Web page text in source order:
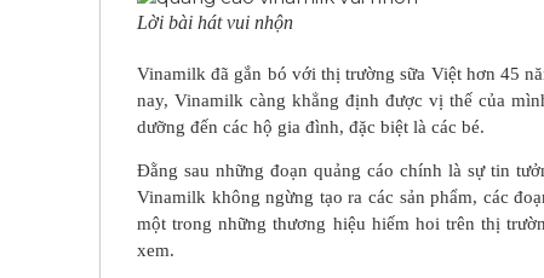
Lời bài hát vui nhộn
Vinamilk đã gắn bó với thị trường sữa Việt hơn 45
nay, Vinamilk càng khẳng định được vị thế của
dưỡng đến các hộ gia đình, đặc biệt là các bé.
Đằng sau những đoạn quảng cáo chính là sự tin
Vinamilk không ngừng tạo ra các sản phẩm, các
một trong những thương hiệu hiếm hoi trên thị
xem.